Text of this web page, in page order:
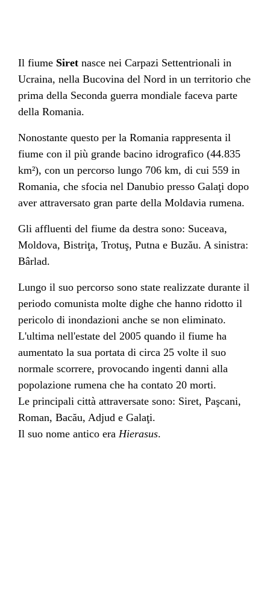
Il fiume Siret nasce nei Carpazi Settentrionali in
Ucraina, nella Bucovina del Nord in un territorio che
prima della Seconda guerra mondiale faceva parte
della Romania.
Nonostante questo per la Romania rappresenta il
fiume con il più grande bacino idrografico (44.835
km²), con un percorso lungo 706 km, di cui 559 in
Romania, che sfocia nel Danubio presso Galaţi dopo
aver attraversato gran parte della Moldavia rumena.
Gli affluenti del fiume da destra sono: Suceava,
Moldova, Bistriţa, Trotuş, Putna e Buzău. A sinistra:
Bârlad.
Lungo il suo percorso sono state realizzate durante il
periodo comunista molte dighe che hanno ridotto il
pericolo di inondazioni anche se non eliminato.
L'ultima nell'estate del 2005 quando il fiume ha
aumentato la sua portata di circa 25 volte il suo
normale scorrere, provocando ingenti danni alla
popolazione rumena che ha contato 20 morti.
Le principali città attraversate sono: Siret, Paşcani,
Roman, Bacău, Adjud e Galaţi.
Il suo nome antico era Hierasus.